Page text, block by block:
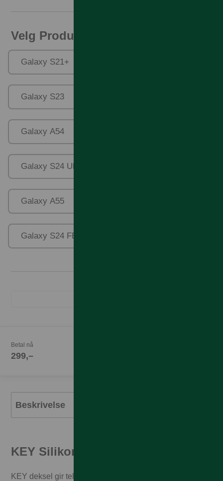
Velg Produktfamilie
Galaxy S21+
Galaxy S23
Galaxy A54
Galaxy S24 Ultra
Galaxy A55
Galaxy S24 FE
Betal nå
299,–
Beskrivelse
KEY Silikondeksel for Samsung
KEY deksel gir telefonen en ren fargerik look samtidig